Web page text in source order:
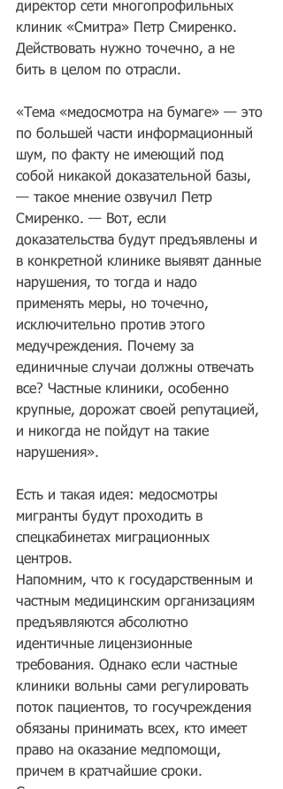
директор сети многопрофильных
клиник «Смитра» Петр Смиренко.
Действовать нужно точечно, а не
бить в целом по отрасли.
«Тема «медосмотра на бумаге» — это
по большей части информационный
шум, по факту не имеющий под
собой никакой доказательной базы,
— такое мнение озвучил Петр
Смиренко. — Вот, если
доказательства будут предъявлены и
в конкретной клинике выявят данные
нарушения, то тогда и надо
применять меры, но точечно,
исключительно против этого
медучреждения. Почему за
единичные случаи должны отвечать
все? Частные клиники, особенно
крупные, дорожат своей репутацией,
и никогда не пойдут на такие
нарушения».
Есть и такая идея: медосмотры
мигранты будут проходить в
спецкабинетах миграционных
центров.
Напомним, что к государственным и
частным медицинским организациям
предъявляются абсолютно
идентичные лицензионные
требования. Однако если частные
клиники вольны сами регулировать
поток пациентов, то госучреждения
обязаны принимать всех, кто имеет
право на оказание медпомощи,
причем в кратчайшие сроки.